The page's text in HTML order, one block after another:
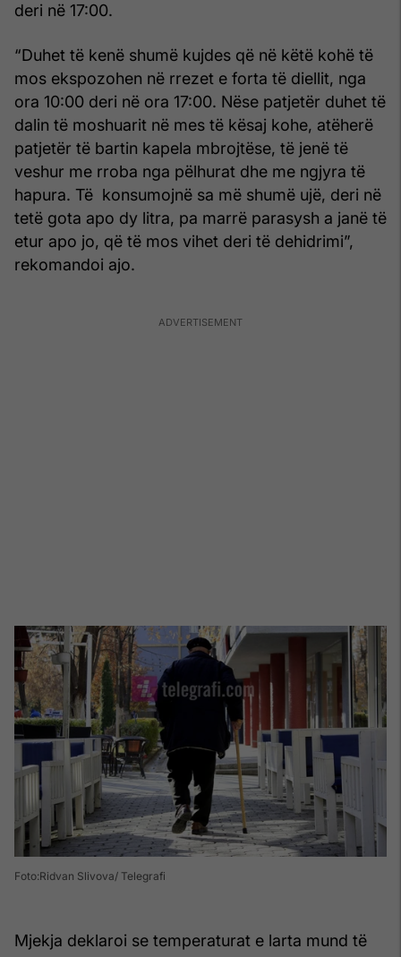
deri në 17:00.
“Duhet të kenë shumë kujdes që në këtë kohë të
mos ekspozohen në rrezet e forta të diellit, nga
ora 10:00 deri në ora 17:00. Nëse patjetër duhet të
dalin të moshuarit në mes të kësaj kohe, atëherë
patjetër të bartin kapela mbrojtëse, të jenë të
veshur me rroba nga pëlhurat dhe me ngjyra të
hapura. Të konsumojnë sa më shumë ujë, deri në
tetë gota apo dy litra, pa marrë parasysh a janë të
etur apo jo, që të mos vihet deri të dehidrimi”,
rekomandoi ajo.
Foto:Ridvan Slivova/ Telegrafi
Mjekja deklaroi se temperaturat e larta mund të